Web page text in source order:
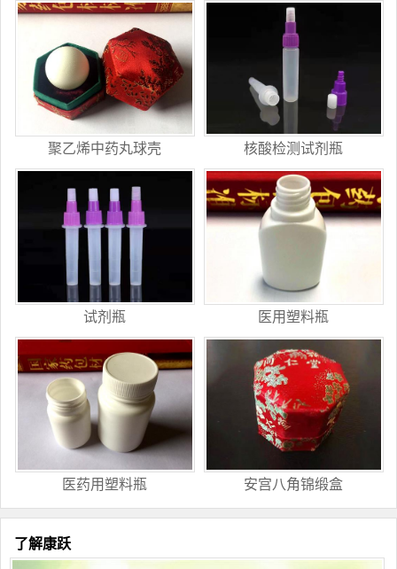
聚乙烯中药丸球壳 核酸检测试剂瓶
试剂瓶 医用塑料瓶
医药用塑料瓶 安宫八角锦缎盒
了解康跃